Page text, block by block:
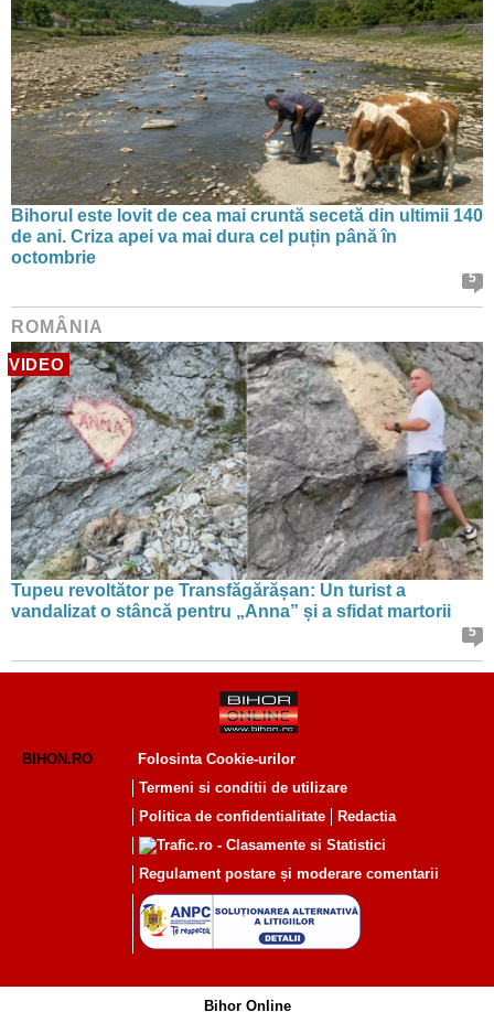
Bihorul este lovit de cea mai cruntă secetă din ultimii 140
de ani. Criza apei va mai dura cel puțin până în
octombrie
5
ROMÂNIA
VIDEO
Tupeu revoltător pe Transfăgărășan: Un turist a
vandalizat o stâncă pentru „Anna” și a sfidat martorii
5
BIHON.RO
Folosinta Cookie-urilor
Termeni si conditii de utilizare
Politica de confidentialitate
Redactia
Regulament postare și moderare comentarii
Bihor Online